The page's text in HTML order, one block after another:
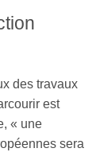
des travaux
est
« une
sera